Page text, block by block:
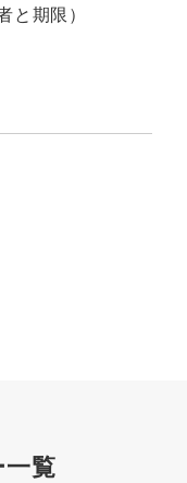
と期限）
一覧